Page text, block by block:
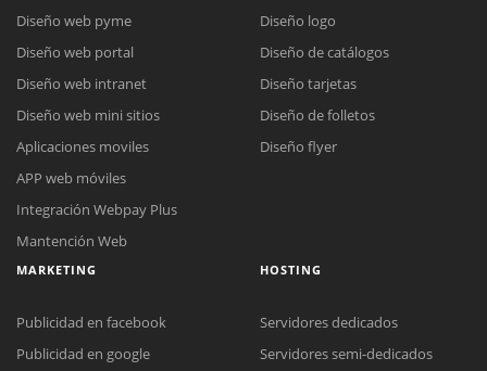
Diseño web pyme
Diseño web portal
Diseño web intranet
Diseño web mini sitios
Aplicaciones moviles
APP web móviles
Integración Webpay Plus
Mantención Web
Diseño logo
Diseño de catálogos
Diseño tarjetas
Diseño de folletos
Diseño flyer
MARKETING
Publicidad en facebook
Publicidad en google
HOSTING
Servidores dedicados
Servidores semi-dedicados